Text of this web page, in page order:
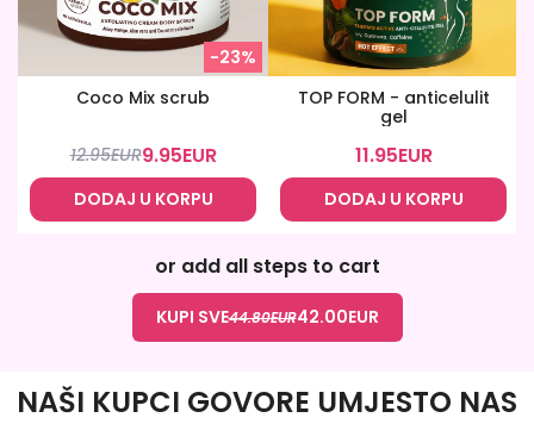
-23%
Coco Mix scrub
12.95EUR9.95EUR
DODAJ U KORPU
TOP FORM - anticelulit
gel
11.95EUR
DODAJ U KORPU
or add all steps to cart
KUPI SVE44.80EUR42.00EUR
NAŠI KUPCI GOVORE UMJESTO NAS